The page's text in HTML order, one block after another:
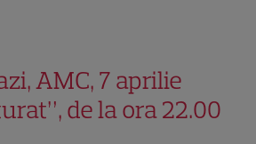
AMC, 7 aprilie
de la ora 22.00